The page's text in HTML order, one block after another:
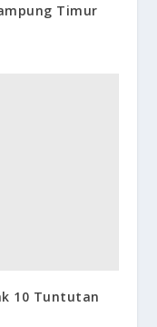
Timur
10 Tuntutan